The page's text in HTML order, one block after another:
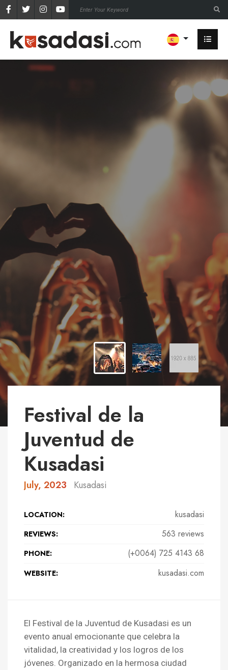
Festival de la
Juventud de
Kusadasi
July, 2023 Kusadasi
LOCATION: kusadasi
REVIEWS: 563 reviews
PHONE: (+0064) 725 4143 68
WEBSITE: kusadasi.com
El Festival de la Juventud de Kusadasi es un
evento anual emocionante que celebra la
vitalidad, la creatividad y los logros de los
jóvenes. Organizado en la hermosa ciudad